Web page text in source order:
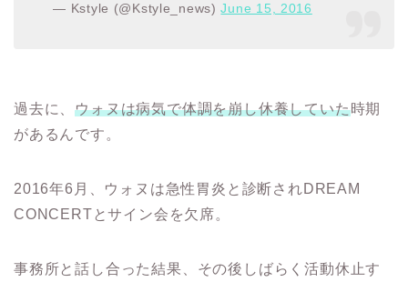
— Kstyle (@Kstyle_news)June 15, 2016
過去に、ウォヌは病気で体調を崩し休養していた時期
があるんです。
2016年6月、ウォヌは急性胃炎と診断されDREAM
CONCERTとサイン会を欠席。
事務所と話し合った結果、その後しばらく活動休止す